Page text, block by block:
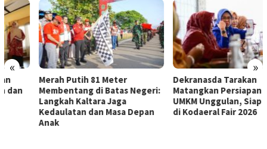
« »
Merah Putih 81 Meter
Membentang di Batas Negeri:
Langkah Kaltara Jaga
Kedaulatan dan Masa Depan
Dekranasda Tarakan
Matangkan Persiapan Produk
UMKM Unggulan, Siap Tampil
di Kodaeral Fair 2026